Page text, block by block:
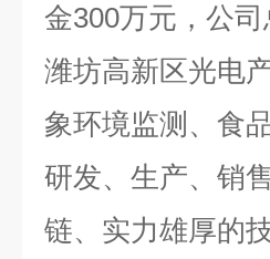
金300万元，公
潍坊高新区光电
象环境监测、食
研发、生产、销
链、实力雄厚的